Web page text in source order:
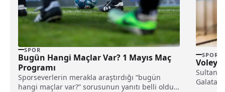
SPOR
Bugün Hangi Maçlar Var? 1 Mayıs Maç
Programı
Sporseverlerin merakla araştırdığı “bugün
hangi maçlar var?” sorusunun yanıtı belli oldu.
SPOR